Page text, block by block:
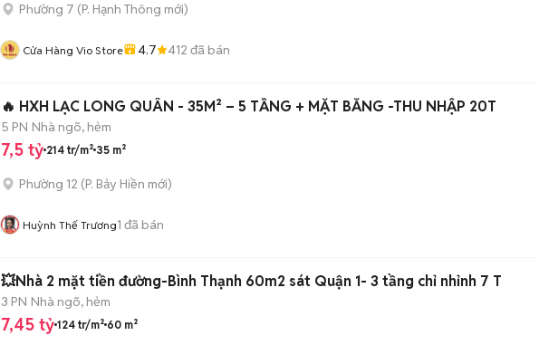
Phường 7 (P. Hạnh Thông mới)
Cửa Hàng Vio Store 4.7 412 đã bán
🔥 HXH LẠC LONG QUÂN - 35M² – 5 TẦNG + MẶT BẰNG -THU NHẬP 20T
5 PN Nhà ngõ, hẻm
7,5 tỷ 214 tr/m² 35 m²
Phường 12 (P. Bảy Hiền mới)
Huỳnh Thế Trương1 đã bán
💥Nhà 2 mặt tiền đường-Bình Thạnh 60m2 sát Quận 1- 3 tầng chỉ nhỉnh 7 T
3 PN Nhà ngõ, hẻm
7,45 tỷ 124 tr/m² 60 m²